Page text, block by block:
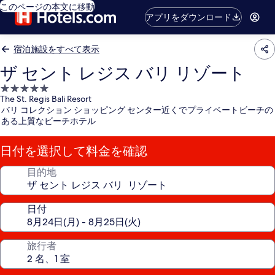
このページの本文に移動
アプリをダウンロード
宿泊施設をすべて表示
ザ セント レジス バリ リゾート
5.0
つ
星
宿
泊
施
設
The St. Regis Bali Resort
バリ コレクション ショッピング センター近くでプライベートビーチの
ある上質なビーチホテル
日付を選択して料金を確認
目的地
日付
旅行者